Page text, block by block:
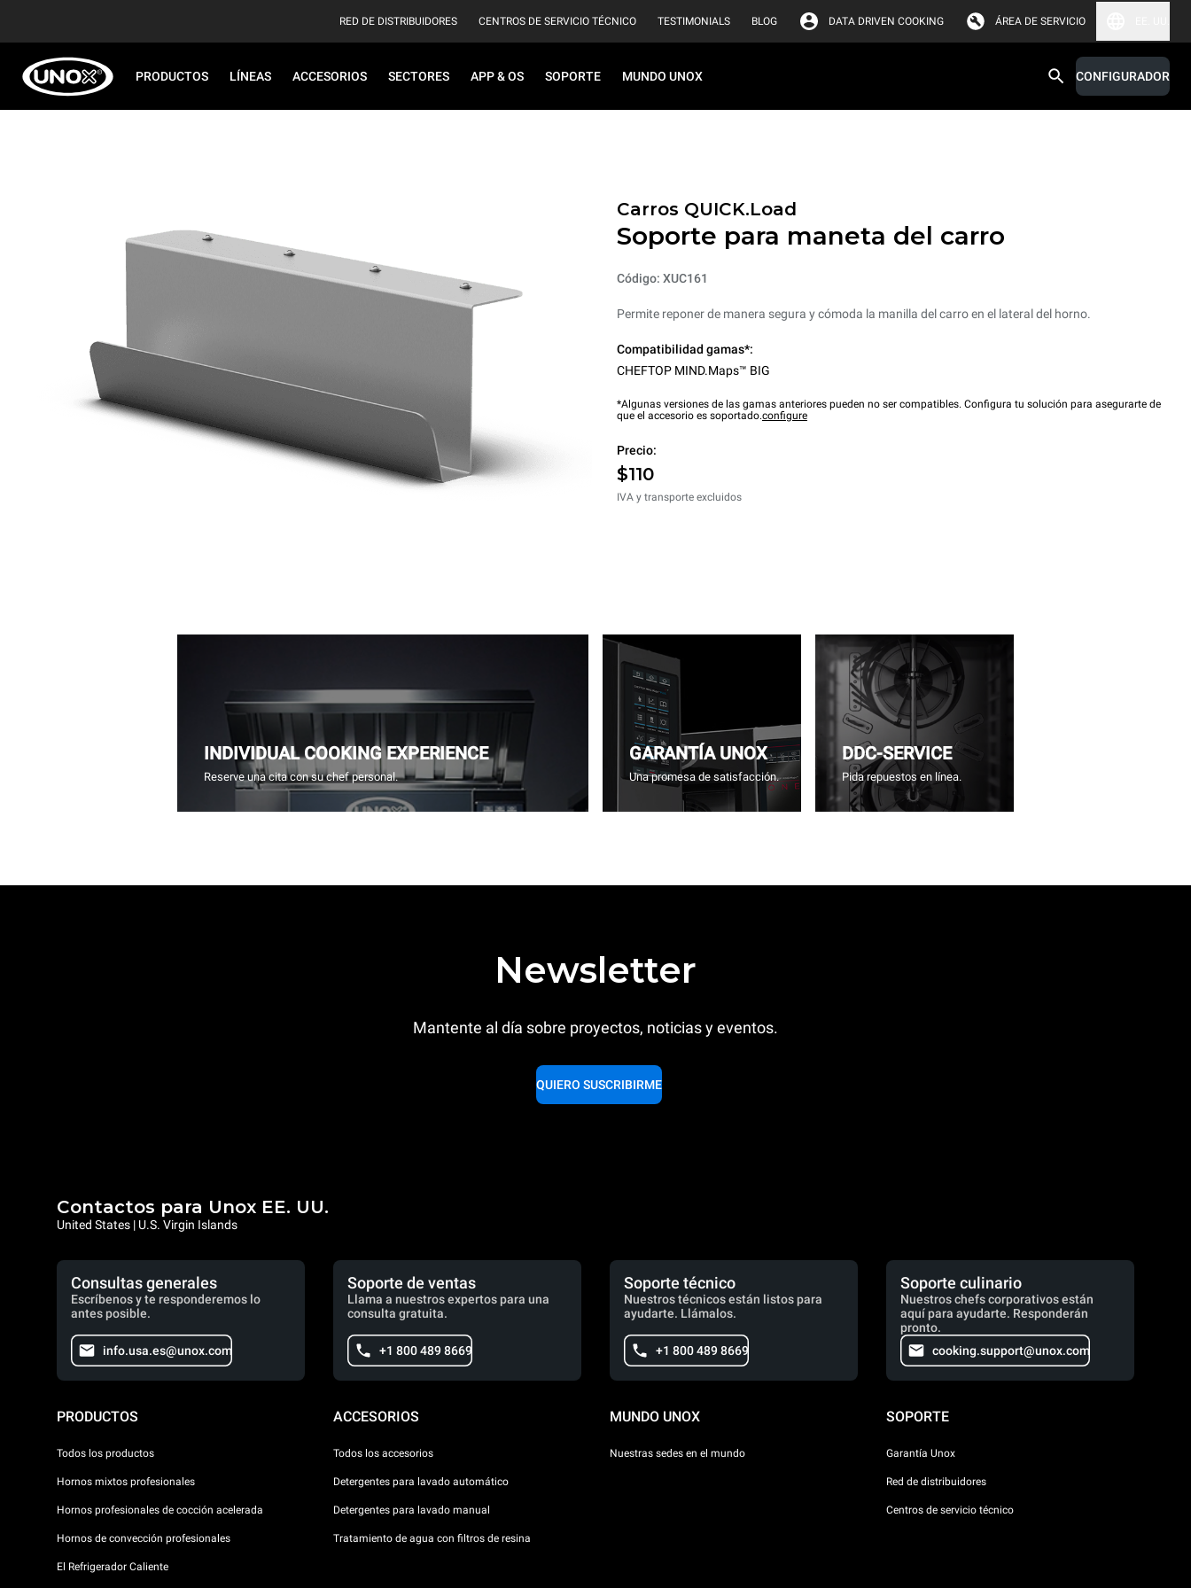
RED DE DISTRIBUIDORES CENTROS DE SERVICIO TÉCNICO TESTIMONIALS BLOG DATA DRIVEN COOKING ÁREA DE SERVICIO
PRODUCTOS LÍNEAS ACCESORIOS SECTORES APP & OS SOPORTE MUNDO UNOX CONFIGURADOR
Carros QUICK.Load
Soporte para maneta del carro
Código: XUC161
Permite reponer de manera segura y cómoda la manilla del carro en el lateral del horno.
Compatibilidad gamas*:
CHEFTOP MIND.Maps™ BIG
*Algunas versiones de las gamas anteriores pueden no ser compatibles. Configura tu solución para asegurarte de
que el accesorio es soportado.configure
Precio:
$110
IVA y transporte excluidos
INDIVIDUAL COOKING EXPERIENCE
Reserve una cita con su chef personal.
GARANTÍA UNOX
Una promesa de satisfacción.
DDC-SERVICE
Pida repuestos en línea.
Newsletter
Mantente al día sobre proyectos, noticias y eventos.
QUIERO SUSCRIBIRME
Contactos para Unox EE. UU.
United States | U.S. Virgin Islands
Consultas generales
Escríbenos y te responderemos lo
antes posible.
info.usa.es@unox.com
Soporte de ventas
Llama a nuestros expertos para una
consulta gratuita.
+1 800 489 8669
Soporte técnico
Nuestros técnicos están listos para
ayudarte. Llámalos.
+1 800 489 8669
Soporte culinario
Nuestros chefs corporativos están
aquí para ayudarte. Responderán
pronto.
cooking.support@unox.com
PRODUCTOS
Todos los productos
Hornos mixtos profesionales
Hornos profesionales de cocción acelerada
Hornos de convección profesionales
El Refrigerador Caliente
ACCESORIOS
Todos los accesorios
Detergentes para lavado automático
Detergentes para lavado manual
Tratamiento de agua con filtros de resina
MUNDO UNOX
Nuestras sedes en el mundo
SOPORTE
Garantía Unox
Red de distribuidores
Centros de servicio técnico